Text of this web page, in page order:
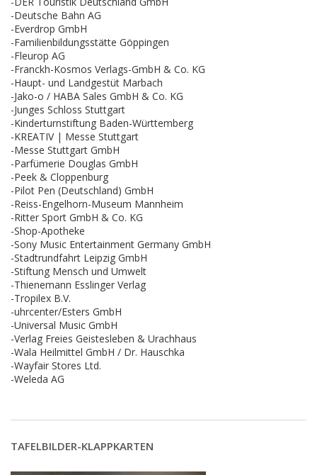
-Deutsche Bahn AG
-Everdrop GmbH
-Familienbildungsstätte Göppingen
-Fleurop AG
-Franckh-Kosmos Verlags-GmbH & Co. KG
-Haupt- und Landgestüt Marbach
-Jako-o / HABA Sales GmbH & Co. KG
-Junges Schloss Stuttgart
-Kinderturnstiftung Baden-Württemberg
-KREATIV | Messe Stuttgart
-Messe Stuttgart GmbH
-Parfümerie Douglas GmbH
-Peek & Cloppenburg
-Pilot Pen (Deutschland) GmbH
-Reiss-Engelhorn-Museum Mannheim
-Ritter Sport GmbH & Co. KG
-Shop-Apotheke
-Sony Music Entertainment Germany GmbH
-Stadtrundfahrt Leipzig GmbH
-Stiftung Mensch und Umwelt
-Thienemann Esslinger Verlag
-Tropilex B.V.
-uhrcenter/Esters GmbH
-Universal Music GmbH
-Verlag Freies Geistesleben & Urachhaus
-Wala Heilmittel GmbH / Dr. Hauschka
-Wayfair Stores Ltd.
-Weleda AG
TAFELBILDER-KLAPPKARTEN